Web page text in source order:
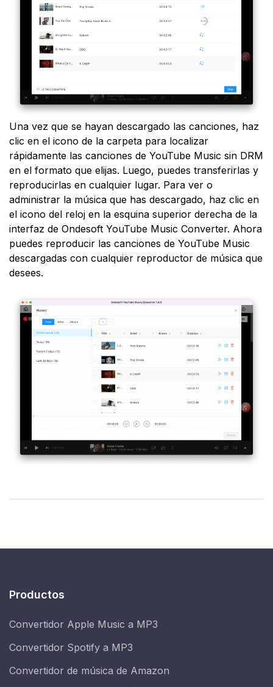
Una vez que se hayan descargado las canciones, haz
clic en el icono de la carpeta para localizar
rápidamente las canciones de YouTube Music sin DRM
en el formato que elijas. Luego, puedes transferirlas y
reproducirlas en cualquier lugar. Para ver o
administrar la música que has descargado, haz clic en
el icono del reloj en la esquina superior derecha de la
interfaz de Ondesoft YouTube Music Converter. Ahora
puedes reproducir las canciones de YouTube Music
descargadas con cualquier reproductor de música que
desees.
Productos
Convertidor Apple Music a MP3
Convertidor Spotify a MP3
Convertidor de música de Amazon